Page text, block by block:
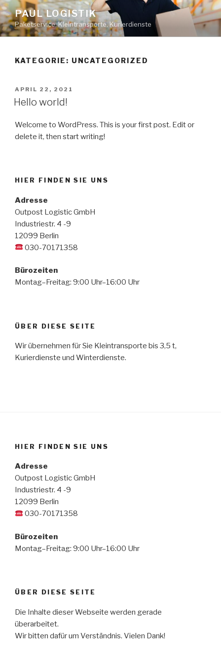
Zum
Inhalt
springen
PAUL LOGISTIK
Paketservice, Kleintransporte, Kurierdienste
KATEGORIE: UNCATEGORIZED
VERÖFFENTLICHT
AM
APRIL 22, 2021
Hello world!
Welcome to WordPress. This is your first post. Edit or
delete it, then start writing!
HIER FINDEN SIE UNS
Adresse
Outpost Logistic GmbH
Industriestr. 4 -9
12099 Berlin
030-70171358
Bürozeiten
Montag–Freitag: 9:00 Uhr–16:00 Uhr
ÜBER DIESE SEITE
Wir übernehmen für Sie Kleintransporte bis 3,5 t,
Kurierdienste und Winterdienste.
HIER FINDEN SIE UNS
Adresse
Outpost Logistic GmbH
Industriestr. 4 -9
12099 Berlin
030-70171358
Bürozeiten
Montag–Freitag: 9:00 Uhr–16:00 Uhr
ÜBER DIESE SEITE
Die Inhalte dieser Webseite werden gerade
überarbeitet.
Wir bitten dafür um Verständnis. Vielen Dank!